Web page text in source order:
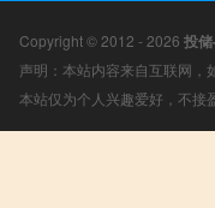
Copyright © 2012 - 2026 投
声明：本站内容来自互联网
本站仅为个人兴趣爱好，不接